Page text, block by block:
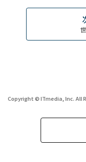
Copyright © ITmedia, Inc. All